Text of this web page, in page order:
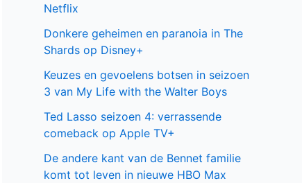
Netflix
Donkere geheimen en paranoia in The
Shards op Disney+
Keuzes en gevoelens botsen in seizoen
3 van My Life with the Walter Boys
Ted Lasso seizoen 4: verrassende
comeback op Apple TV+
De andere kant van de Bennet familie
komt tot leven in nieuwe HBO Max